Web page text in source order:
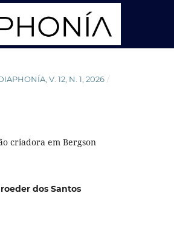
V. 12, N. 1, 2026 /
criadora em Bergson
dos Santos